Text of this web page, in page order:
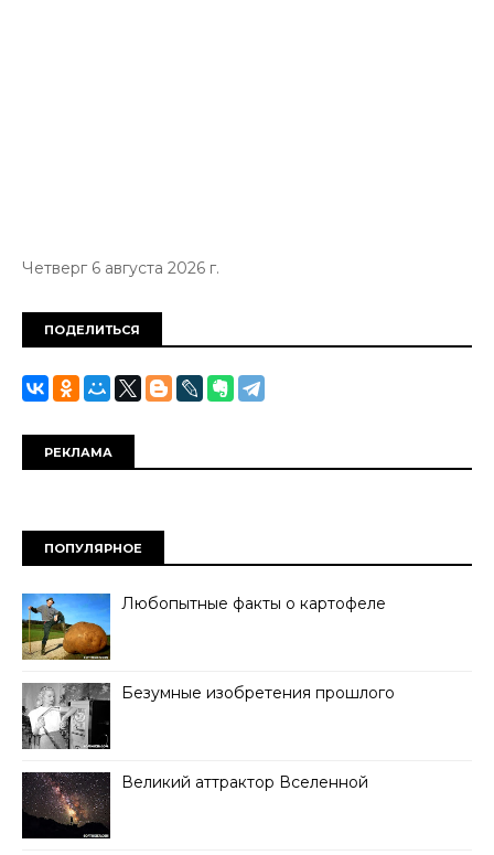
Четверг 6 августа 2026 г.
ПОДЕЛИТЬСЯ
РЕКЛАМА
ПОПУЛЯРНОЕ
Любопытные факты о картофеле
Безумные изобретения прошлого
Великий аттрактор Вселенной